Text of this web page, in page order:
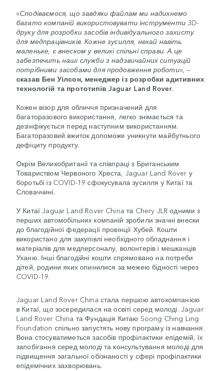
«Сподіваємося, що завдяки файлам ми надихнемо
багато компаній використовувати інструменти 3D-
друку для розробки засобів індивідуального захисту
для медпрацівників. Кожне зусилля, нехай навіть
маленьке, є внеском у великі спільні справи. А це
забезпечить наші служби з надзвичайних ситуацій
потрібними засобами для продовження роботи», —
сказав Бен Уілсон, менеджер із розробки адитивних
технологій та прототипів Jaguar Land Rover.
Кожен візор для обличчя призначений для
багаторазового використання, легко знімається та
дезінфікується перед наступним використанням.
Багаторазовий вжиток допоможе уникнути майбутнього
дефіциту продукту.
Окрім Великобританії та співпраці з Британським
Товариством Червоного Хреста, Jaguar Land Rover у
боротьбі із COVID-19 сфокусувала зусилля у Китаї та
Словаччині.
У Китаї Jaguar Land Rover China та Chery JLR одними з
перших автомобільних компаній зробили значні внески
до благодійної федерації провінції Хубей. Кошти
використано для закупівлі необхідного обладнання і
матеріалів для медперсоналу, волонтерів і мешканців
Уханю. Інші благодійні кошти спрямовано на потреби
дітей, родини яких опинилися за межею бідності через
COVID-19.
Jaguar Land Rover China стала першою автокомпанією
в Китаї, що зосередилася на освіті серед молоді. Jaguar
Land Rover China та Фундація Китаю Soong Ching Ling
Foundation спільно запустять нову програму із навчання.
Вона стосуватиметься засобів профілактики епідемій, їх
запобігання серед молоді та консультування молоді для
підвищення загальної обізнаності у сфері профілактики
епідемічних захворювань.